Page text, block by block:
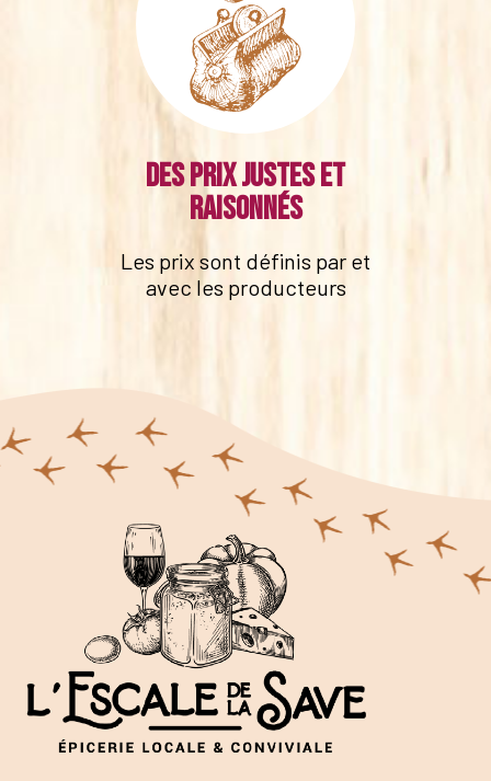
Des prix justes et
raisonnés
Les prix sont définis par et
avec les producteurs